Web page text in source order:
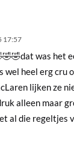
17:57
was het
wel heel erg cru
lijken ze
alleen maar
al die regeltjes